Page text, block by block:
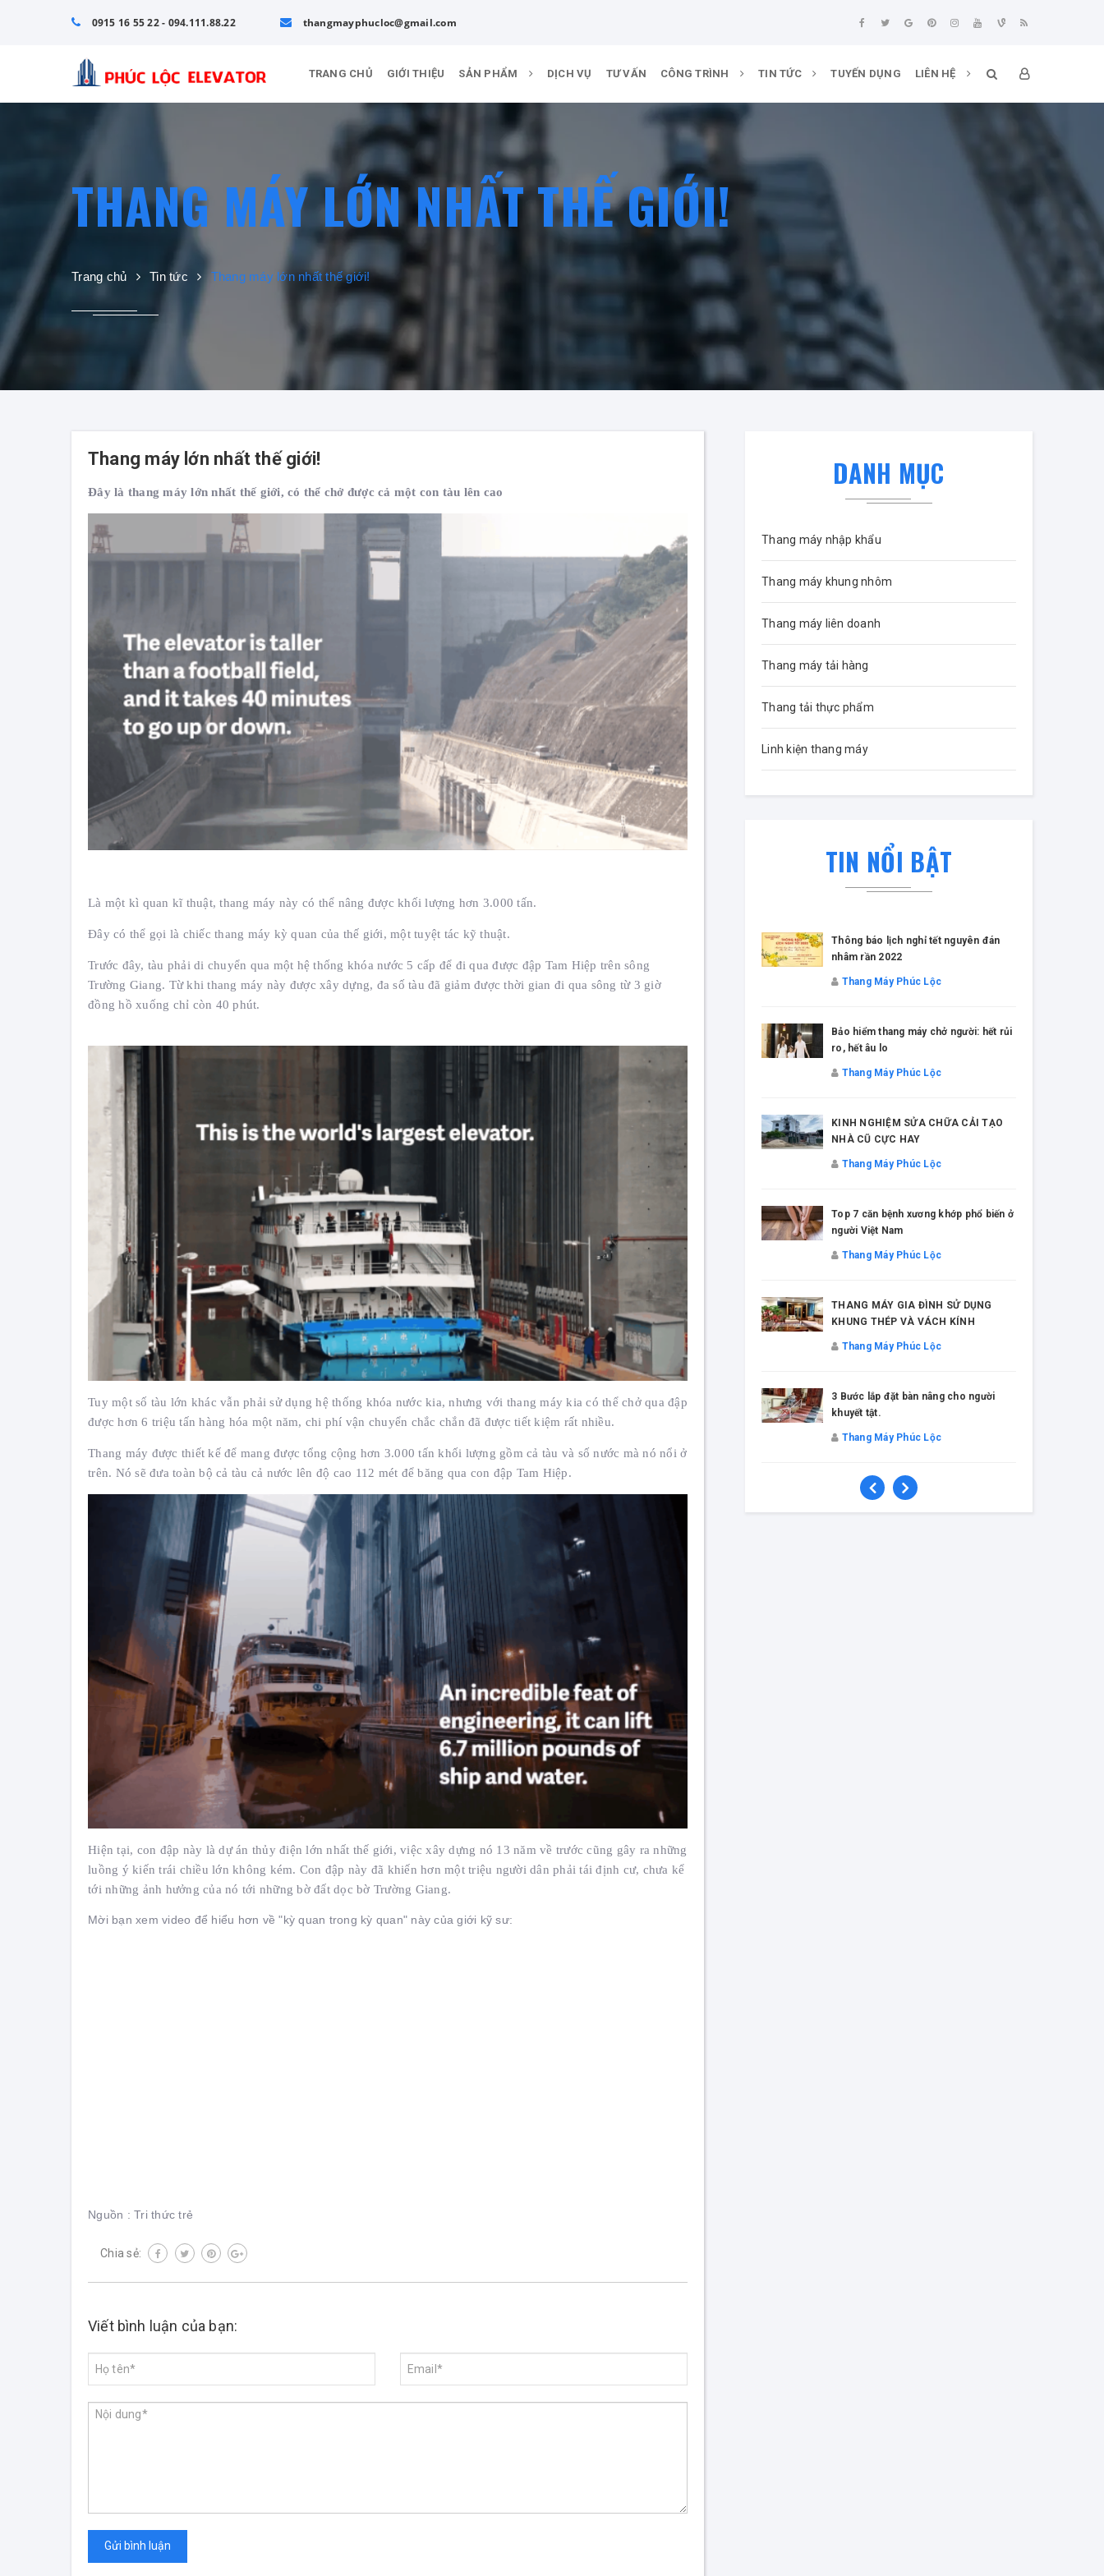
0915 16 55 22 - 094.111.88.22 thangmayphucloc@gmail.com
TRANG CHỦ GIỚI THIỆU SẢN PHẨM DỊCH VỤ TƯ VẤN CÔNG TRÌNH TIN TỨC TUYẾN DỤNG LIÊN HỆ
THANG MÁY LỚN NHẤT THẾ GIỚI!
Trang chủ Tin tức Thang máy lớn nhất thế giới!
Thang máy lớn nhất thế giới!
Đây là thang máy lớn nhất thế giới, có thể chở được cả một con tàu lên cao
Là một kì quan kĩ thuật, thang máy này có thể nâng được khối lượng hơn 3.000 tấn.
Đây có thể gọi là chiếc thang máy kỳ quan của thế giới, một tuyệt tác kỹ thuật.
Trước đây, tàu phải di chuyển qua một hệ thống khóa nước 5 cấp để đi qua được đập Tam Hiệp trên sông
Trường Giang. Từ khi thang máy này được xây dựng, đa số tàu đã giảm được thời gian đi qua sông từ 3 giờ
đồng hồ xuống chỉ còn 40 phút.
Tuy một số tàu lớn khác vẫn phải sử dụng hệ thống khóa nước kia, nhưng với thang máy kia có thể chở qua đập
được hơn 6 triệu tấn hàng hóa một năm, chi phí vận chuyển chắc chắn đã được tiết kiệm rất nhiều.
Thang máy được thiết kế để mang được tổng cộng hơn 3.000 tấn khối lượng gồm cả tàu và số nước mà nó nổi ở
trên. Nó sẽ đưa toàn bộ cả tàu cả nước lên độ cao 112 mét để băng qua con đập Tam Hiệp.
Hiện tại, con đập này là dự án thủy điện lớn nhất thế giới, việc xây dựng nó 13 năm về trước cũng gây ra những
luồng ý kiến trái chiều lớn không kém. Con đập này đã khiến hơn một triệu người dân phải tái định cư, chưa kể
tới những ảnh hưởng của nó tới những bờ đất dọc bờ Trường Giang.
Mời bạn xem video để hiểu hơn về "kỳ quan trong kỳ quan" này của giới kỹ sư:
Nguồn : Tri thức trẻ
Chia sẻ:
Viết bình luận của bạn:
Gửi bình luận
DANH MỤC
Thang máy nhập khẩu
Thang máy khung nhôm
Thang máy liên doanh
Thang máy tải hàng
Thang tải thực phẩm
Linh kiện thang máy
TIN NỔI BẬT
Nhạc không lời cho thang máy
Thang Máy Phúc Lộc Thang Máy Phúc Lộc
Thang Máy Phúc Lộc
THÔNG BÁO NGHỈ TẾT NGUYÊN
Thang Máy Phúc Lộc
THÔNG BÁO LỊCH NGHỈ QUỐC
KHÁNH 2-9
Thông báo lịch nghỉ tết nguyên đán
nhâm rần 2022
Thang Máy Phúc Lộc
Bảo hiểm thang máy chở người: hết rủi
ro, hết âu lo
Thang Máy Phúc Lộc
KINH NGHIỆM SỬA CHỮA CẢI TẠO
NHÀ CŨ CỰC HAY
Thang Máy Phúc Lộc
Top 7 căn bệnh xương khớp phổ biến ở
người Việt Nam
Thang Máy Phúc Lộc
THANG MÁY GIA ĐÌNH SỬ DỤNG
KHUNG THÉP VÀ VÁCH KÍNH
Thang Máy Phúc Lộc
3 Bước lắp đặt bàn nâng cho người
khuyết tật.
Thang Máy Phúc Lộc